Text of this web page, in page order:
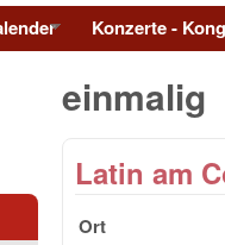
Konzerte -
einmalig
Latin am
Ort